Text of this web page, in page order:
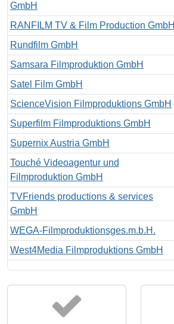
GmbH
RANFILM TV & Film Production GmbH
Rundfilm GmbH
Samsara Filmproduktion GmbH
Satel Film GmbH
ScienceVision Filmproduktions GmbH
Superfilm Filmproduktions GmbH
Supernix Austria GmbH
Touché Videoagentur und
Filmproduktion GmbH
TVFriends productions & services
GmbH
WEGA-Filmproduktionsges.m.b.H.
West4Media Filmproduktions GmbH